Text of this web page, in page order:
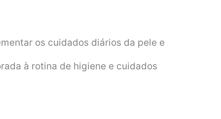
os cuidados diários da pele e
à rotina de higiene e cuidados